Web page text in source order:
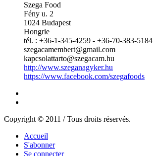
Szega Food
Fény u. 2
1024 Budapest
Hongrie
tél. : +36-1-345-4259 - +36-70-383-5184
szegacamembert@gmail.com
kapcsolattarto@szegacam.hu
http://www.szeganagyker.hu
https://www.facebook.com/szegafoods
Copyright © 2011 / Tous droits réservés.
Accueil
S'abonner
Se connecter